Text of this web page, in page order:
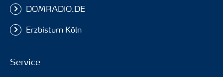
DOMRADIO.DE
Erzbistum Köln
Service